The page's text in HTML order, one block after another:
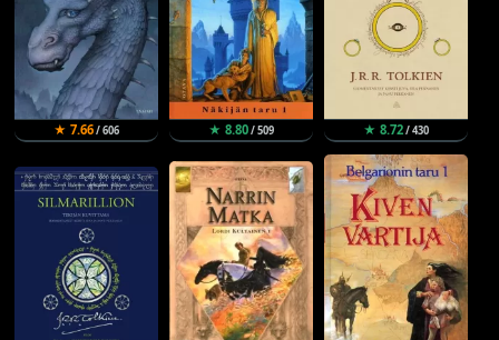
★ 7.66/ 606 ★ 8.80/ 509 ★ 8.72/ 430